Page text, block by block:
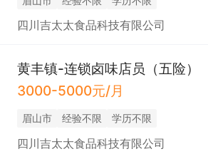
四川吉太太食品科技有限公司
黄丰镇-连锁卤味店员（五险）
3000-5000元/月
眉山市 经验不限 学历不限
四川吉太太食品科技有限公司